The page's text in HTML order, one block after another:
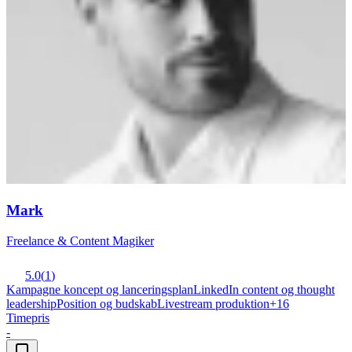
Mark
Freelance & Content Magiker
5.0(1)
Kampagne koncept og lanceringsplanLinkedIn content og thought
leadershipPosition og budskabLivestream produktion+16
Timepris
-